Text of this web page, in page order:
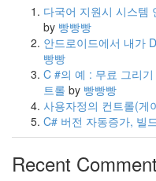
다국어 지원시 시스템
by 빵빵빵
안드로이드에서 내가
빵빵
C #의 예 : 무료 그리
트롤 by 빵빵빵
사용자정의 컨트롤(게
C# 버전 자동증가, 빌
Recent